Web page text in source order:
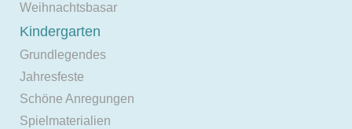
Weihnachtsbasar
Kindergarten
Grundlegendes
Jahresfeste
Schöne Anregungen
Spielmaterialien